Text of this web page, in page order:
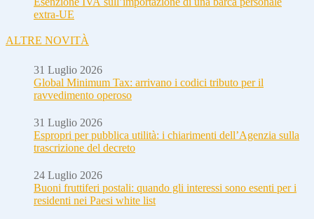
extra-UE
ALTRE NOVITÀ
31 Luglio 2026
Global Minimum Tax: arrivano i codici tributo per il
ravvedimento operoso
31 Luglio 2026
Espropri per pubblica utilità: i chiarimenti dell’Agenzia sulla
trascrizione del decreto
24 Luglio 2026
Buoni fruttiferi postali: quando gli interessi sono esenti per i
residenti nei Paesi white list